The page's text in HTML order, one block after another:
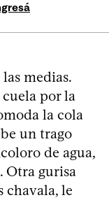
medias.
por la
la cola
un trago
de agua,
Otra gurisa
chavala, le